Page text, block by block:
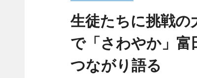
生徒たちに挑戦
で「さわやか」
つながり語る